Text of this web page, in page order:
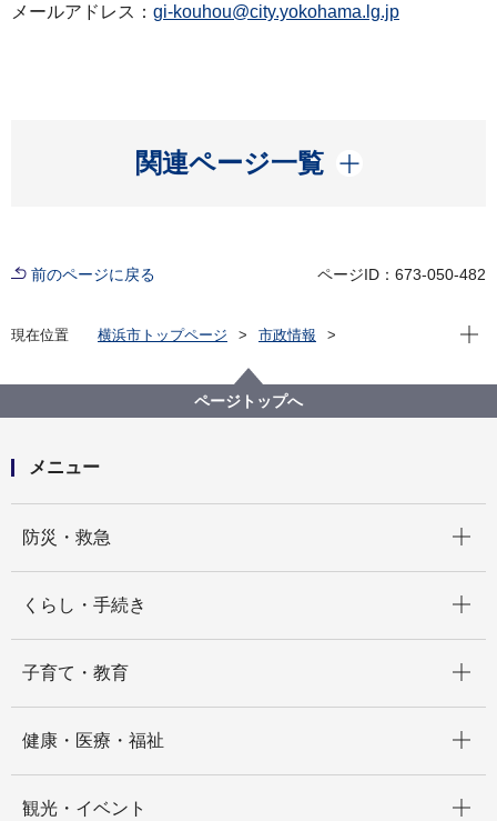
メールアドレス： gi-kouhou@city.yokohama.lg.jp
関連ページ一覧
開く
前のページに戻る ページID：673-050-482
現在位置 横浜市トップページ
市政情報
会派の構成の変更について
現在
ページトップへ
メニュー
防災・救急
くらし・手続き
子育て・教育
健康・医療・福祉
観光・イベント